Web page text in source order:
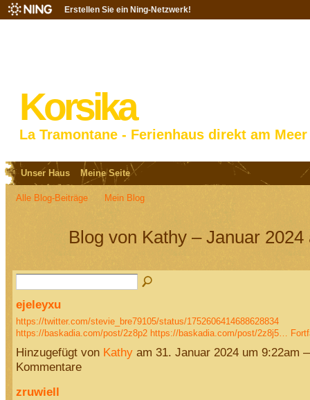
Erstellen Sie ein Ning-Netzwerk!
Korsika
La Tramontane - Ferienhaus direkt am Meer
Unser Haus Meine Seite
Alle Blog-Beiträge Mein Blog
Blog von Kathy – Januar
ejeleyxu
https://twitter.com/stevie_bre79105/status/1752606414688628834
https://baskadia.com/post/2z8p2 https://baskadia.com/post/2z8j5…
Hinzugefügt von Kathyam 31. Januar 2024 um 9:22am
Kommentare
zruwiell